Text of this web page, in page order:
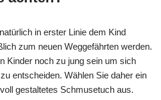
in erster Linie dem Kind
zum neuen Weggefährten werden.
Kinder noch zu jung sein um sich
entscheiden. Wählen Sie daher ein
gestaltetes Schmusetuch aus.